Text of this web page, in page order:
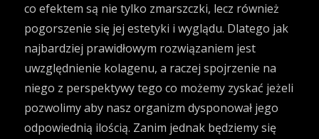
co efektem są nie tylko zmarszczki, lecz również
pogorszenie się jej estetyki i wyglądu. Dlatego jak
najbardziej prawidłowym rozwiązaniem jest
uwzględnienie kolagenu, a raczej spojrzenie na
niego z perspektywy tego co możemy zyskać jeżeli
pozwolimy aby nasz organizm dysponował jego
odpowiednią ilością. Zanim jednak będziemy się